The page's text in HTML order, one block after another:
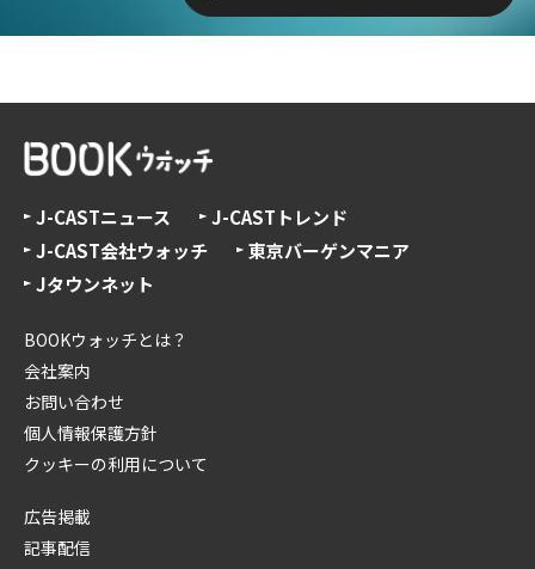
J-CASTニュース
J-CASTトレンド
J-CAST会社ウォッチ
東京バーゲンマニア
Jタウンネット
BOOKウォッチとは？
会社案内
お問い合わせ
個人情報保護方針
クッキーの利用について
広告掲載
記事配信